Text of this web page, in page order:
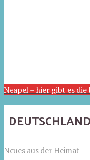
Neapel – hier gibt es
DEUTSCHLAND
Neues aus der Heimat